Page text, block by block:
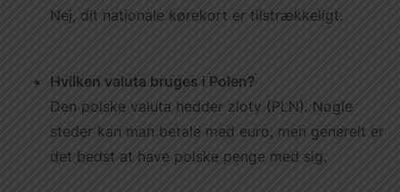
Nej, dit nationale kørekort er tilstrækkeligt.
Hvilken valuta bruges i Polen?
Den polske valuta hedder zloty (PLN). Nogle
steder kan man betale med euro, men generelt er
det bedst at have polske penge med sig.